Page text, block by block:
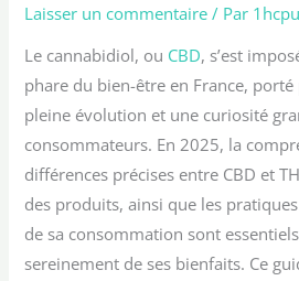
Laisser un commentaire / Par
Le cannabidiol, ou CBD, s’est
phare du bien-être en France,
pleine évolution et une curiosité
consommateurs. En 2025, la
différences précises entre CBD et
des produits, ainsi que les
de sa consommation sont
sereinement de ses bienfaits. Ce